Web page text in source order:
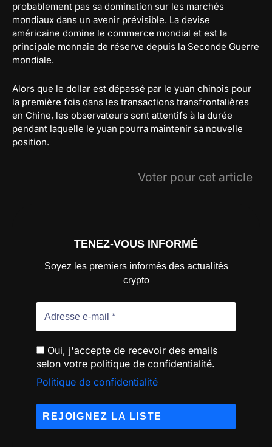
probablement pas sa domination sur les marchés
mondiaux dans un avenir prévisible. La devise
américaine domine le commerce mondial et est la
principale monnaie de réserve depuis la Seconde Guerre
mondiale.
Alors que le dollar est dépassé par le yuan chinois pour
la première fois dans les transactions transfrontalières
en Chine, les observateurs sont attentifs à la durée
pendant laquelle le yuan pourra maintenir sa nouvelle
position.
Voter pour cet article
TENEZ-VOUS INFORMÉ
Soyez les premiers informés des actualités
crypto
Oui, j'accepte de recevoir des emails
selon votre politique de confidentialité.
Politique de confidentialité